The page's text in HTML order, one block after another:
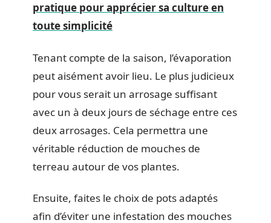
pratique pour apprécier sa culture en
toute simplicité
Tenant compte de la saison, l’évaporation
peut aisément avoir lieu. Le plus judicieux
pour vous serait un arrosage suffisant
avec un à deux jours de séchage entre ces
deux arrosages. Cela permettra une
véritable réduction de mouches de
terreau autour de vos plantes.
Ensuite, faites le choix de pots adaptés
afin d’éviter une infestation des mouches